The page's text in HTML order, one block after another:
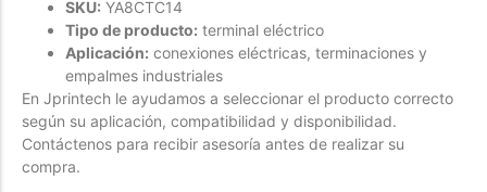
SKU: YA8CTC14
Tipo de producto: terminal eléctrico
Aplicación: conexiones eléctricas, terminaciones y
empalmes industriales
En Jprintech le ayudamos a seleccionar el producto correcto
según su aplicación, compatibilidad y disponibilidad.
Contáctenos para recibir asesoría antes de realizar su
compra.